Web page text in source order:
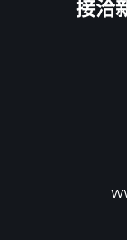
接洽